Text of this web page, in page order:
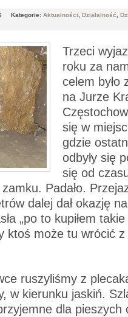
Kategorie: Aktualności, Działalność,
Trzeci
roku za
celem było
na Jurze
się w
gdzie
odbyły się
się od
Padało.
dalej dał okazję
„po to kupiłem
ktoś może tu wrócić z
ruszyliśmy z
w kierunku jaskiń.
dla pieszych